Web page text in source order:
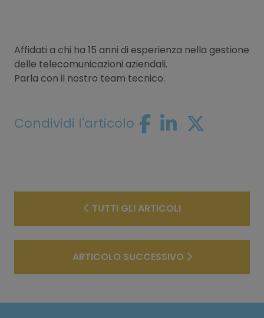
Affidati a chi ha 15 anni di esperienza nella gestione
delle telecomunicazioni aziendali.
Parla con il nostro team tecnico.
Condividi l'articolo
TUTTI GLI ARTICOLI
ARTICOLO SUCCESSIVO